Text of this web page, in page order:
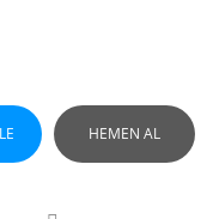
HEMEN AL